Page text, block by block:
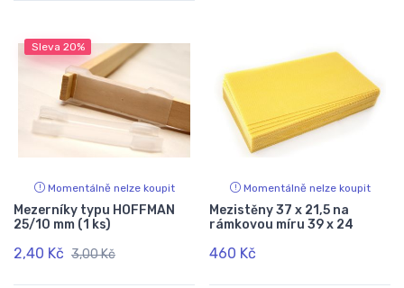
Sleva 20%
Momentálně nelze koupit
Mezerníky typu HOFFMAN
25/10 mm (1 ks)
2,40 Kč 3,00 Kč
Momentálně nelze koupit
Mezistěny 37 x 21,5 na
rámkovou míru 39 x 24
460 Kč